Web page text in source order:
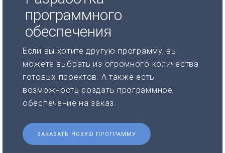
программного
обеспечения
Если вы хотите другую программу, вы
можете выбрать из огромного количества
готовых проектов. А также есть
возможность создать программное
обеспечение на заказ.
ЗАКАЗАТЬ НОВУЮ ПРОГРАММУ